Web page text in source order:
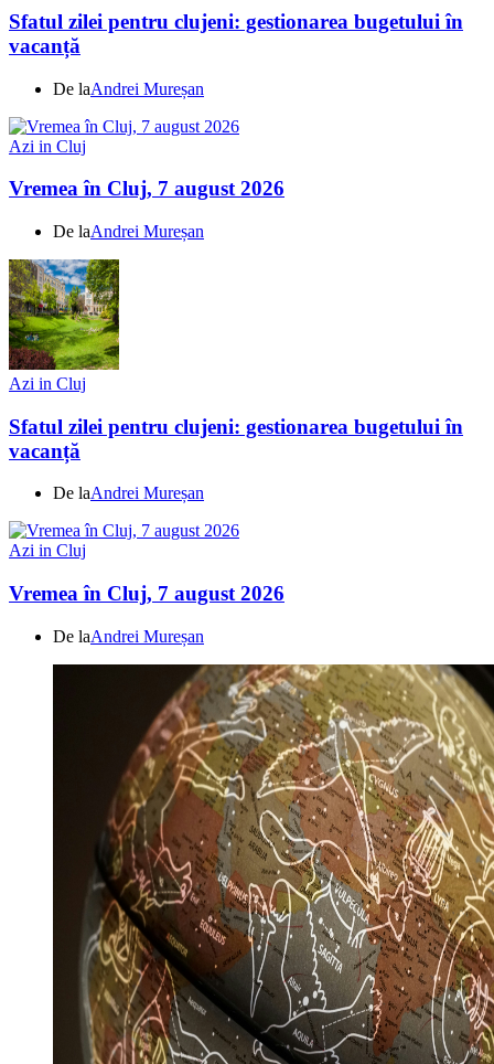
Sfatul zilei pentru clujeni: gestionarea bugetului în
vacanță
De laAndrei Mureșan
Azi in Cluj
Vremea în Cluj, 7 august 2026
De laAndrei Mureșan
Azi in Cluj
Sfatul zilei pentru clujeni: gestionarea bugetului în
vacanță
De laAndrei Mureșan
Azi in Cluj
Vremea în Cluj, 7 august 2026
De laAndrei Mureșan